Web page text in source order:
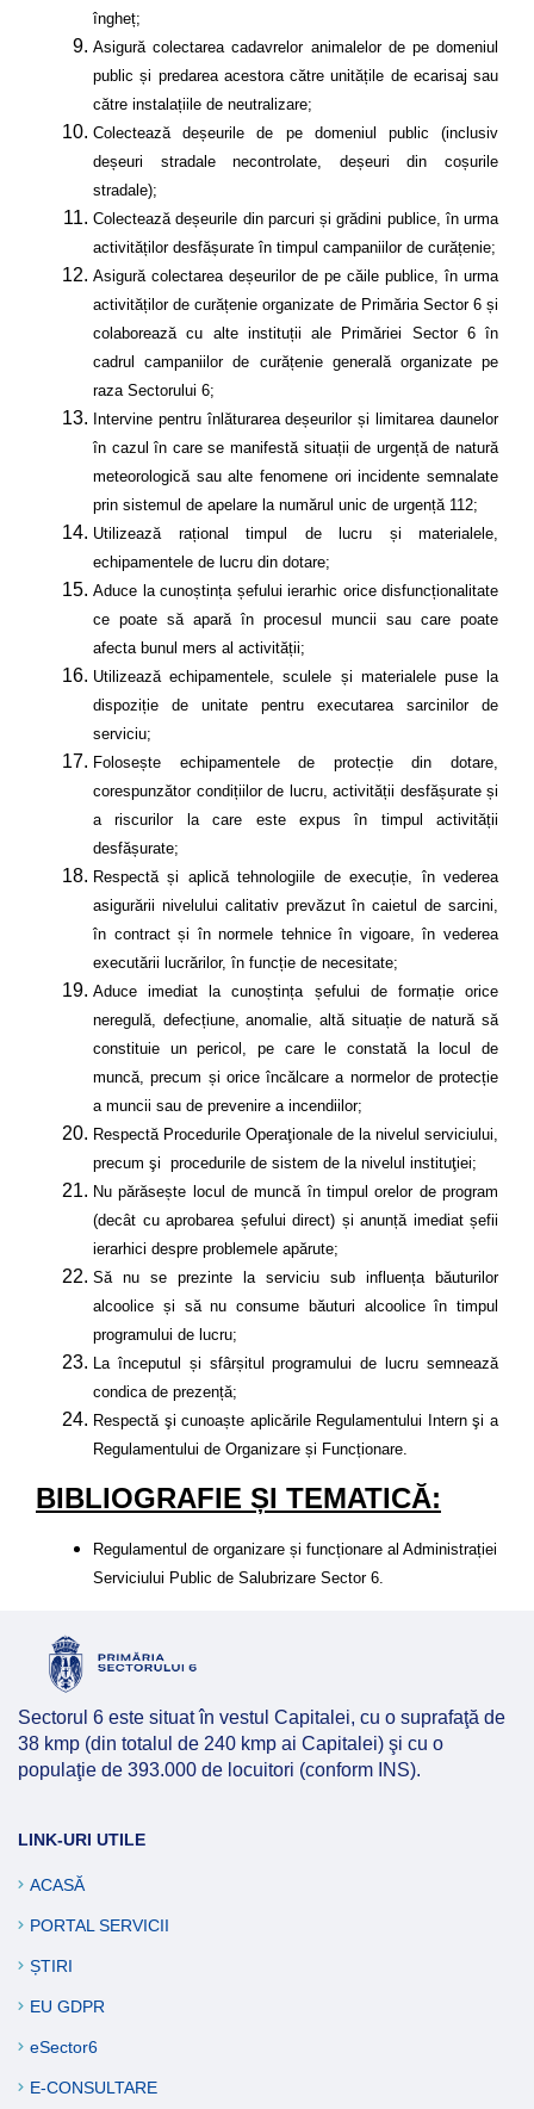
îngheț;
Asigură colectarea cadavrelor animalelor de pe domeniul
public și predarea acestora către unitățile de ecarisaj sau
către instalațiile de neutralizare;
Colectează deșeurile de pe domeniul public (inclusiv
deșeuri stradale necontrolate, deșeuri din coșurile
stradale);
Colectează deșeurile din parcuri și grădini publice, în urma
activităților desfășurate în timpul campaniilor de curățenie;
Asigură colectarea deșeurilor de pe căile publice, în urma
activităților de curățenie organizate de Primăria Sector 6 și
colaborează cu alte instituții ale
Primăriei Sector 6 în
cadrul campaniilor de curățenie generală organizate pe
raza Sectorului 6;
Intervine pentru înlăturarea deșeurilor și limitarea daunelor
în cazul în care se manifestă situații de urgență de natură
meteorologică sau alte fenomene ori incidente semnalate
prin sistemul de apelare la numărul unic de urgență 112;
Utilizează rațional timpul de lucru și materialele,
echipamentele de lucru din dotare;
Aduce la cunoștința șefului ierarhic orice disfuncționalitate
ce poate să apară în procesul muncii sau care poate
afecta bunul mers al activității;
Utilizează echipamentele, sculele și materialele puse la
dispoziție de unitate pentru executarea sarcinilor de
serviciu;
Folosește echipamentele de protecție din dotare,
corespunzător condițiilor de lucru, activității desfășurate și
a riscurilor la care este expus în timpul activității
desfășurate;
Respectăși aplică tehnologiile de execuție, în vederea
asigurării nivelului calitativ prevăzut în caietul de sarcini,
în contract și în normele tehnice în vigoare, în vederea
executării lucrărilor, în funcție de necesitate;
Aduce imediat la cunoștința șefului de formație orice
neregulă, defecțiune, anomalie, altă situație de natură să
constituie un pericol, pe care le constată la locul de
muncă, precum și orice încălcare a normelor de protecție
a muncii sau de prevenire a incendiilor;
Respectă Procedurile Operaţionale de la nivelul serviciului,
precum şi procedurile de sistem de la nivelul instituţiei;
Nu părăsește locul de muncă în timpul orelor de program
(decât cu aprobarea șefului direct) și anunță imediat șefii
ierarhici despre problemele apărute;
Să nu se prezinte la serviciu sub influența băuturilor
alcoolice și să nu consume băuturi alcoolice în timpul
programului de lucru;
La începutul și sfârșitul programului de lucru semnează
condica de prezență;
Respectă şi cunoaște aplicările Regulamentului Intern şi a
Regulamentului de Organizare și Funcționare.
BIBLIOGRAFIE ȘI TEMATICĂ:
Regulamentul de organizare și funcționare al Administrației
Serviciului Public de Salubrizare Sector 6.
Sectorul 6 este situat în vestul Capitalei, cu o suprafaţă de
38 kmp (din totalul de 240 kmp ai Capitalei) şi cu o
populaţie de 393.000 de locuitori (conform INS).
LINK-URI UTILE
ACASĂ
PORTAL SERVICII
ȘTIRI
EU GDPR
eSector6
E-CONSULTARE